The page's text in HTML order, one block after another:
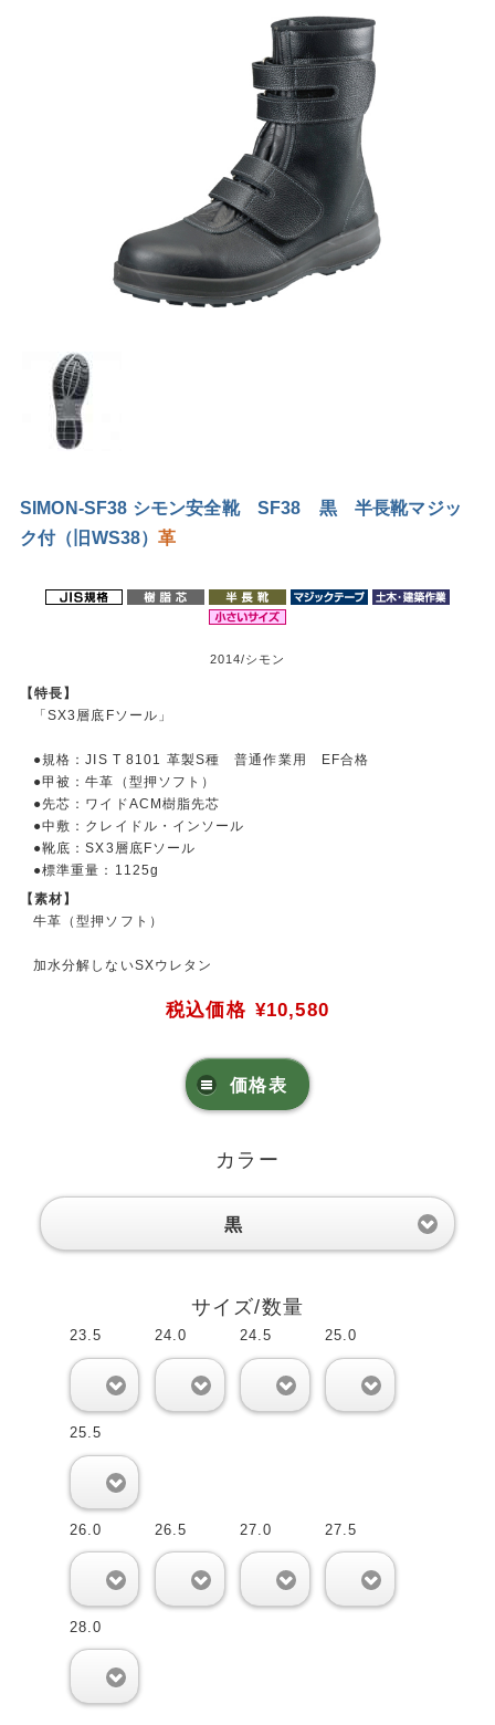
SIMON-SF38 シモン安全靴 SF38 黒 半長靴マジッ
ク付（旧WS38）革
2014/シモン
【特長】
「SX3層底Fソール」
●規格：JIS T 8101 革製S種 普通作業用 EF合格
●甲被：牛革（型押ソフト）
●先芯：ワイドACM樹脂先芯
●中敷：クレイドル・インソール
●靴底：SX3層底Fソール
●標準重量：1125g
【素材】
牛革（型押ソフト）
加水分解しないSXウレタン
税込価格 ¥10,580
価格表
カラー
黒
サイズ/数量
23.5 24.0 24.5 25.0
25.5
26.0 26.5 27.0 27.5
28.0